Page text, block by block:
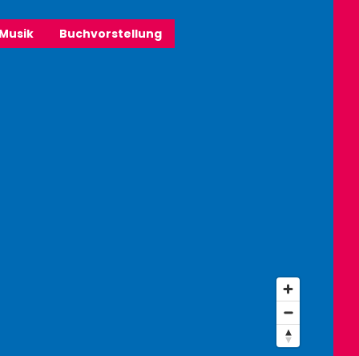
Musik Buchvorstellung